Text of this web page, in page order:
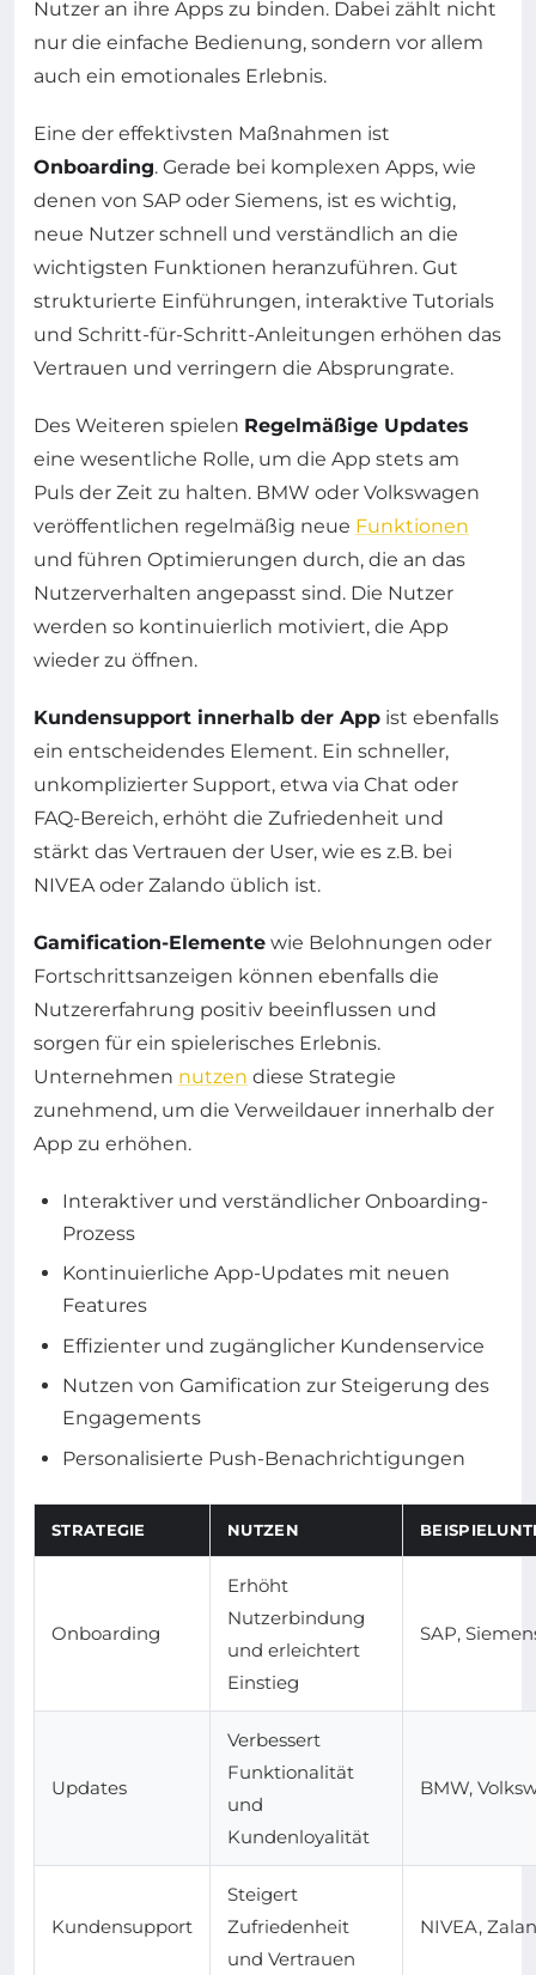
Nutzer an ihre Apps zu binden. Dabei zählt nicht
nur die einfache Bedienung, sondern vor allem
auch ein emotionales Erlebnis.
Eine der effektivsten Maßnahmen ist
Onboarding. Gerade bei komplexen Apps, wie
denen von SAP oder Siemens, ist es wichtig,
neue Nutzer schnell und verständlich an die
wichtigsten Funktionen heranzuführen. Gut
strukturierte Einführungen, interaktive Tutorials
und Schritt-für-Schritt-Anleitungen erhöhen das
Vertrauen und verringern die Absprungrate.
Des Weiteren spielen Regelmäßige Updates
eine wesentliche Rolle, um die App stets am
Puls der Zeit zu halten. BMW oder Volkswagen
veröffentlichen regelmäßig neue Funktionen
und führen Optimierungen durch, die an das
Nutzerverhalten angepasst sind. Die Nutzer
werden so kontinuierlich motiviert, die App
wieder zu öffnen.
Kundensupport innerhalb der App ist ebenfalls
ein entscheidendes Element. Ein schneller,
unkomplizierter Support, etwa via Chat oder
FAQ-Bereich, erhöht die Zufriedenheit und
stärkt das Vertrauen der User, wie es z.B. bei
NIVEA oder Zalando üblich ist.
Gamification-Elemente wie Belohnungen oder
Fortschrittsanzeigen können ebenfalls die
Nutzererfahrung positiv beeinflussen und
sorgen für ein spielerisches Erlebnis.
Unternehmen nutzen diese Strategie
zunehmend, um die Verweildauer innerhalb der
App zu erhöhen.
Interaktiver und verständlicher Onboarding-
Prozess
Kontinuierliche App-Updates mit neuen
Features
Effizienter und zugänglicher Kundenservice
Nutzen von Gamification zur Steigerung des
Engagements
Personalisierte Push-Benachrichtigungen
STRATEGIE NUTZEN
Onboarding
Erhöht
Nutzerbindung
und erleichtert
Einstieg
SAP,
Updates
Verbessert
Funktionalität
und
Kundenloyalität
BMW,
Kundensupport
Steigert
Zufriedenheit
und Vertrauen
NIVEA,